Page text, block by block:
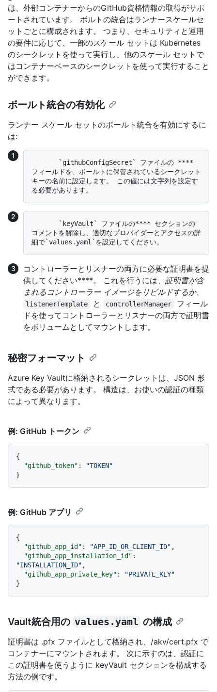
は、外部コンテナーからのGitHub資格情報の取得がサポ
ートされています。 ボルトの統合はランナースケールセ
ットごとに構成されます。 つまり、セキュリティと運用
の要件に応じて、一部のスケール セットは Kubernetes
のシークレットを使って実行し、他のスケール セットで
はコンテナーベースのシークレットを使って実行すること
ができます。
ボールト統合の有効化
ランナー スケール セットのボールト統合を有効にするに
は:
フィールドを、ボールトに保管されているシークレット
キーの名前に設定します。 この値には文字列を設定す
コメントを解除し、適切なプロバイダーとアクセスの詳
コントローラーとリスナーの両方に必要な証明書を提
供してください****。 これを行うには、 証明書が含
まれるコントローラー イメージをリビルドするか、
listenerTemplate と controllerManager
フィール
ドを使ってコントローラーとリスナーの両方で証明書
をボリュームとしてマウントします。
秘密フォーマット
Azure Key Vaultに格納されるシークレットは、JSON 形
式である必要があります。 構造は、お使いの認証の種類
によって異なります。
例: GitHub トークン
{
"github_token" :
"TOKEN"
}
例: GitHub アプリ
{
"github_app_id" : "APP_ID_OR_CLIENT_ID" ,
"github_app_installation_id" :
"INSTALLATION_ID" ,
"github_app_private_key" :
"PRIVATE_KEY"
}
Vault統合用の values.yaml の構成
証明書は .pfx ファイルとして格納され、/akv/cert.pfx で
コンテナーにマウントされます。 次に示すのは、認証に
この証明書を使うように keyVault セクションを構成する
方法の例です。